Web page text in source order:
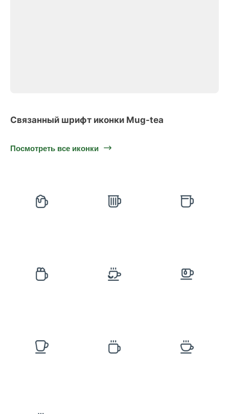
Связанный шрифт иконки Mug-tea
Посмотреть все иконки